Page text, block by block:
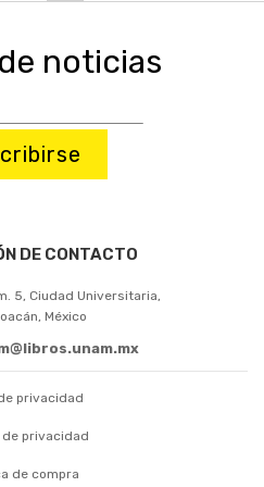
noticias
DE CONTACTO
5, Ciudad Universitaria,
México
privacidad
de privacidad
de compra